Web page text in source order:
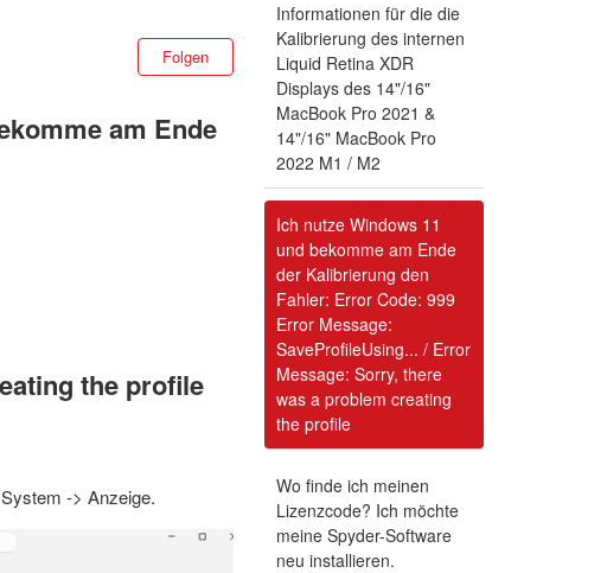
Informationen für die die
Kalibrierung des internen
Liquid Retina XDR
Displays des 14"/16"
MacBook Pro 2021 &
14"/16" MacBook Pro
2022 M1 / M2
Ich nutze Windows 11
und bekomme am Ende
der Kalibrierung den
Fahler: Error Code: 999
Error Message:
SaveProfileUsing... / Error
Message: Sorry, there
was a problem creating
the profile
Wo finde ich meinen
Lizenzcode? Ich möchte
meine Spyder-Software
neu installieren.
Folgen Noch niemand folgt
am Ende
the profile
-> Anzeige.